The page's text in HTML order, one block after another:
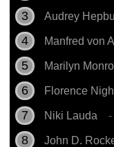
Audrey
Manfred von
Marilyn
Florence
Niki Lauda -
John D.